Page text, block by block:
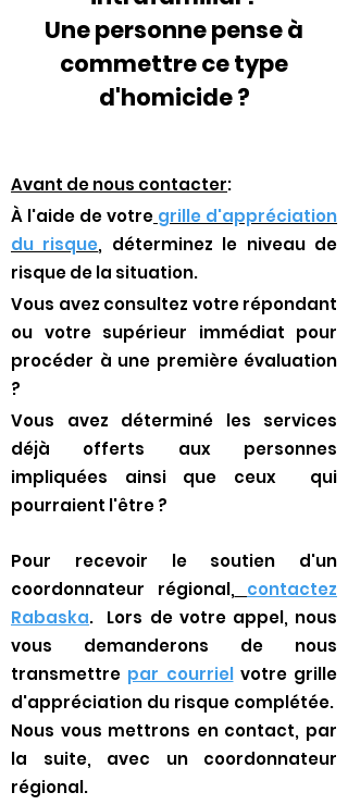
Une personne pense à
commettre ce type
d'homicide ?
Avant de nous contacter:
À l'aide de votre grille d'appréciation
du risque, déterminez le niveau de
risque de la situation.
Vous avez consultez votre répondant
ou votre supérieur immédiat pour
procéder à une première évaluation
?
Vous avez déterminé les services
déjà offerts aux personnes
impliquées ainsi que ceux qui
pourraient l'être ?
Pour recevoir le soutien d'un
coordonnateur régional,
contactez
Rabaska. Lors de votre appel, nous
vous demanderons de nous
transmettre par courrielvotre grille
d'appréciation du risque complétée.
Nous vous mettrons en contact, par
la suite, avec un coordonnateur
régional.